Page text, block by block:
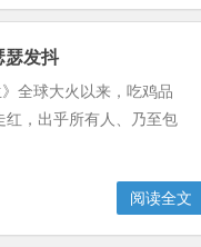
瑟发抖
全球大火以来，吃鸡品
，出乎所有人、乃至包
阅读全文